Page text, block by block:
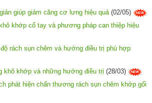
giúp giảm căng cơ lưng hiệu quả(02/05)
khớp cổ tay và phương pháp can thiệp hiệu
rách sụn chêm và hướng điều trị phù hợp
khô khớp và những hướng điều trị (28/03)
phát hiện chấn thương rách sụn chêm khớp gối